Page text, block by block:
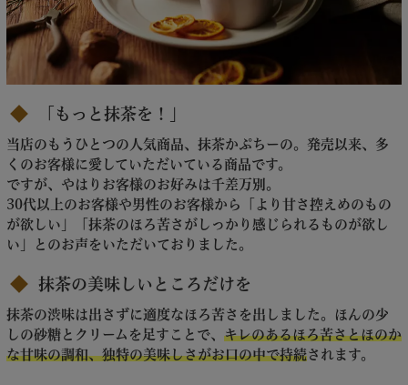
「もっと抹茶を！」
当店のもうひとつの人気商品、抹茶かぷちーの。発売以来、多
くのお客様に愛していただいている商品です。
ですが、やはりお客様のお好みは千差万別。
30代以上のお客様や男性のお客様から「より甘さ控えめのもの
が欲しい」「抹茶のほろ苦さがしっかり感じられるものが欲し
い」とのお声をいただいておりました。
抹茶の美味しいところだけを
抹茶の渋味は出さずに適度なほろ苦さを出しました。ほんの少
しの砂糖とクリームを足すことで、 キレのあるほろ苦さとほのか
な甘味の調和、独特の美味しさがお口の中で持続されます。